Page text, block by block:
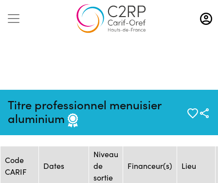
Aller
au
contenu
Titre professionnel menuisier
aluminium
11/05/2026
25246219F
Chêne AREP/UFA
Session de formation
Code
CARIF
Dates
Niveau
de
sortie
Financeur(s) Lieu